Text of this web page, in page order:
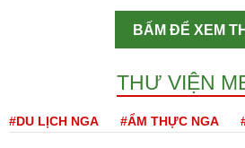
BẤM ĐỂ XEM
THƯ VIỆN
#DU LỊCH NGA #ẨM THỰC NGA